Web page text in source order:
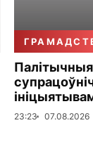
23:23 07.08.2026